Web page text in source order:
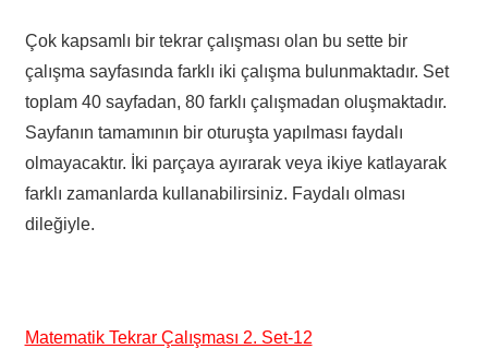
Çok kapsamlı bir tekrar çalışması olan bu sette bir
çalışma sayfasında farklı iki çalışma bulunmaktadır. Set
toplam 40 sayfadan, 80 farklı çalışmadan oluşmaktadır.
Sayfanın tamamının bir oturuşta yapılması faydalı
olmayacaktır. İki parçaya ayırarak veya ikiye katlayarak
farklı zamanlarda kullanabilirsiniz. Faydalı olması
dileğiyle.
Matematik Tekrar Çalışması 2. Set-12